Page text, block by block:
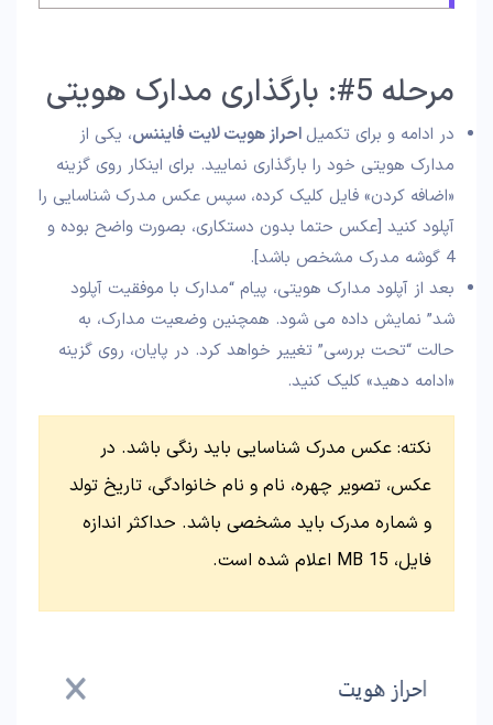
مرحله 5#: بارگذاری مدارک هویتی
در ادامه و برای تکمیل احراز هویت لایت فایننس، یکی از
مدارک هویتی خود را بارگذاری نمایید. برای اینکار روی گزینه
«اضافه کردن» فایل کلیک کرده، سپس عکس مدرک شناسایی را
آپلود کنید [عکس حتما بدون دستکاری، بصورت واضح بوده و
4 گوشه مدرک مشخص باشد].
بعد از آپلود مدارک هویتی، پیام “مدارک با موفقیت آپلود
شد” نمایش داده می شود. همچنین وضعیت مدارک، به
حالت “تحت بررسی” تغییر خواهد کرد. در پایان، روی گزینه
«ادامه دهید» کلیک کنید.
نکته: عکس مدرک شناسایی باید رنگی باشد. در
عکس، تصویر چهره، نام و نام خانوادگی، تاریخ تولد
و شماره مدرک باید مشخصی باشد. حداکثر اندازه
فایل، 15 MB اعلام شده است.